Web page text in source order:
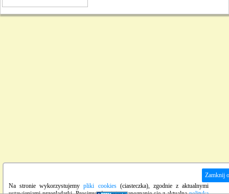
Zamknij
Na stronie wykorzystujemypliki cookies(ciasteczka), zgodnie z aktualnymi